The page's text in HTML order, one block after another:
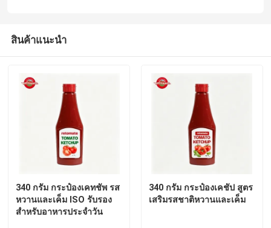
สินค้าแนะนำ
340 กรัม กระป๋องเคทชัพ รส
หวานและเค็ม ISO รับรอง
สําหรับอาหารประจําวัน
340 กรัม กระป๋องเคชัป สูตร
เสริมรสชาติหวานและเค็ม